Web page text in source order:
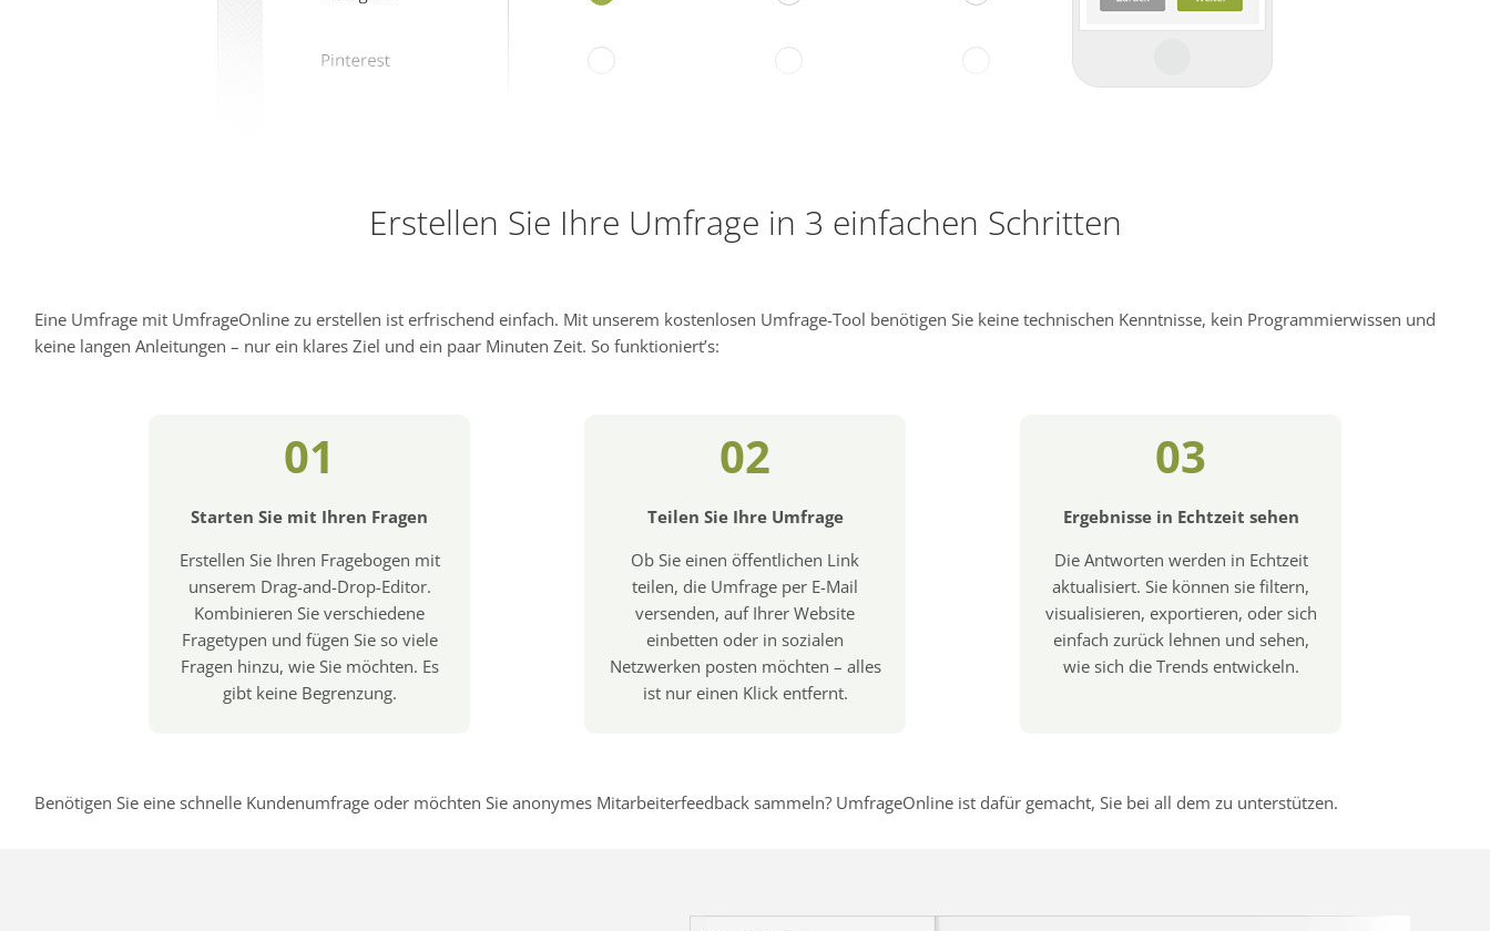
Erstellen Sie Ihre Umfrage in 3 einfachen Schritten
Eine Umfrage mit UmfrageOnline zu erstellen ist erfrischend einfach. Mit unserem kostenlosen Umfrage-Tool benötigen Sie keine technischen Kenntnisse, kein Programmierwissen und
keine langen Anleitungen – nur ein klares Ziel und ein paar Minuten Zeit. So funktioniert’s:
01
Starten Sie mit Ihren Fragen
Erstellen Sie Ihren Fragebogen mit
unserem Drag-and-Drop-Editor.
Kombinieren Sie verschiedene
Fragetypen und fügen Sie so viele
Fragen hinzu, wie Sie möchten. Es
gibt keine Begrenzung.
02
Teilen Sie Ihre Umfrage
Ob Sie einen öffentlichen Link
teilen, die Umfrage per E-Mail
versenden, auf Ihrer Website
einbetten oder in sozialen
Netzwerken posten möchten – alles
ist nur einen Klick entfernt.
03
Ergebnisse in Echtzeit sehen
Die Antworten werden in Echtzeit
aktualisiert. Sie können sie filtern,
visualisieren, exportieren, oder sich
einfach zurück lehnen und sehen,
wie sich die Trends entwickeln.
Benötigen Sie eine schnelle Kundenumfrage oder möchten Sie anonymes Mitarbeiterfeedback sammeln? UmfrageOnline ist dafür gemacht, Sie bei all dem zu unterstützen.